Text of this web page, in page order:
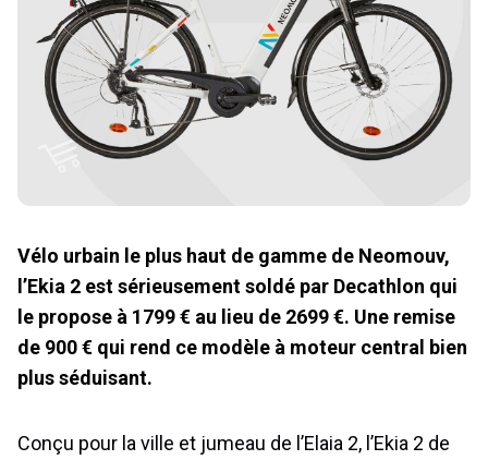
Vélo urbain le plus haut de gamme de Neomouv,
l’Ekia 2 est sérieusement soldé par Decathlon qui
le propose à 1799 € au lieu de 2699 €. Une remise
de 900 € qui rend ce modèle à moteur central bien
plus séduisant.
Conçu pour la ville et jumeau de l’Elaia 2, l’Ekia 2 de